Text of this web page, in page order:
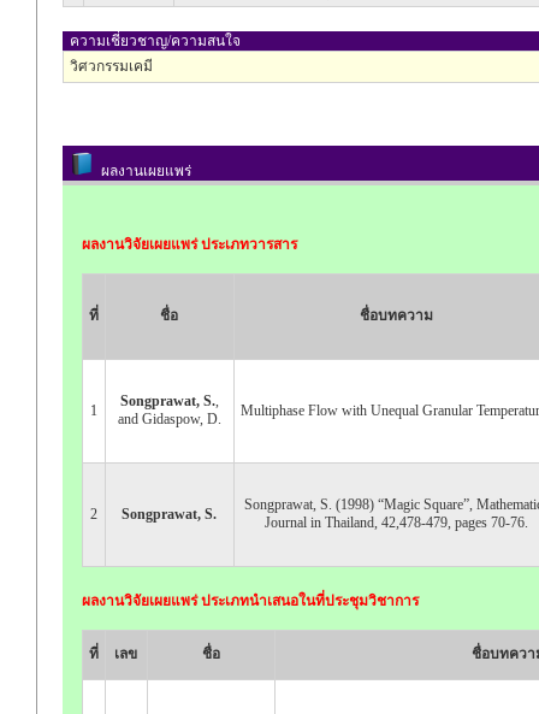
ความเชี่ยวชาญ/ความสนใจ
วิศวกรรมเคมี
ผลงานเผยแพร่
ผลงานวิจัยเผยแพร่ ประเภทวารสาร
ที่ ชื่อ ชื่อบทความ
1
Songprawat, S.,
and Gidaspow, D.
Multiphase Flow with Unequal Granular
2 Songprawat, S.
Songprawat, S. (1998) “Magic Square”,
Journal in Thailand, 42,478-479, pages 70-76.
ผลงานวิจัยเผยแพร่ ประเภทนำเสนอในที่ประชุมวิชาการ
ที่ เลข ชื่อ ชื่อบทควา